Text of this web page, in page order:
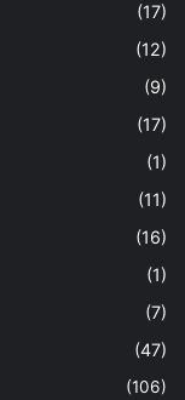
(17)
(12)
(9)
(17)
(1)
(11)
(16)
(1)
(7)
(47)
(106)